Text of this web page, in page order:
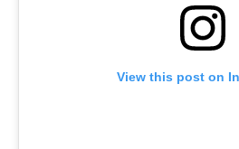
View this post on